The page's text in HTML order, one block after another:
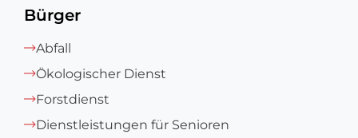
Bürger
Abfall
Ökologischer Dienst
Forstdienst
Dienstleistungen für Senioren